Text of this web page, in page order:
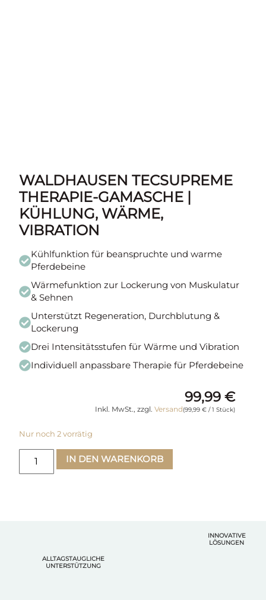
WALDHAUSEN TECSUPREME
THERAPIE-GAMASCHE |
KÜHLUNG, WÄRME,
VIBRATION
Kühlfunktion für beanspruchte und warme
Pferdebeine
Wärmefunktion zur Lockerung von Muskulatur
& Sehnen
Unterstützt Regeneration, Durchblutung &
Lockerung
Drei Intensitätsstufen für Wärme und Vibration
Individuell anpassbare Therapie für Pferdebeine
99,99 €
Inkl. MwSt., zzgl. Versand(99,99 €/ 1 Stück)
Nur noch 2 vorrätig
IN DEN WARENKORB
ALLTAGSTAUGLICHE
UNTERSTÜTZUNG
INNOVATIVE
LÖSUNGEN